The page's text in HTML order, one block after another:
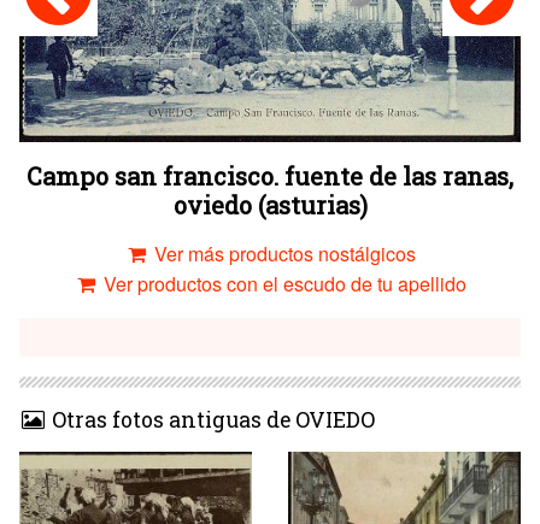
Campo san francisco. fuente de las ranas,
oviedo (asturias)
Ver más productos nostálgicos
Ver productos con el escudo de tu apellido
Otras fotos antiguas de OVIEDO